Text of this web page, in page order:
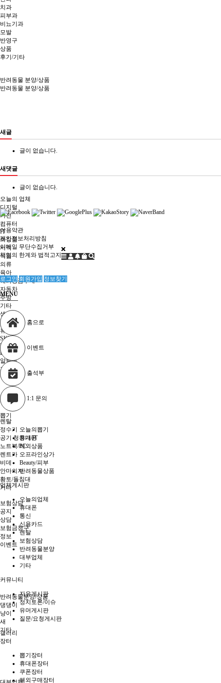
치과
피부과
비뇨기과
모발
반영구
상품
후기/기타
반려동물 분양/상품
반려동물 분양/상품
업체게시판
오늘의 업체
디지털
가전
컴퓨터
IT
화장품
서적
식품
의류
육아
해외상품구매
자동차
주방
기타
생활
공구
휴대폰
SKT
KT
LGU +
알뜰폰
기타
렌탈
정수기
공기 청청기/IT
노트북/PC
렌트카
비데
안마의자
황토/돌침대
기타
보험상담
공지
상담
보험금청구
정보
이벤트
반려동물분양/상품
댕댕이
냥이
새
기타
새글
글이 없습니다.
새댓글
글이 없습니다.
이용약관
개인정보처리방침
이메일 무단수집거부
책임의 한계와 법적고지
로그인 회원가입 정보찾기
MENU
홈으로
이벤트
출석부
1:1 문의
뽑기
오늘의뽑기
휴대폰
해외상품
오프라인상가
Beauty/피부
반려동물상품
업체게시판
오늘의업체
휴대폰
통신
신용카드
렌탈
보험상담
반려동물분양
대부업체
기타
커뮤니티
자유게시판
정치토론/이슈
유머게시판
질문/요청게시판
갤러리
장터
뽑기장터
휴대폰장터
쿠폰장터
해외구매장터